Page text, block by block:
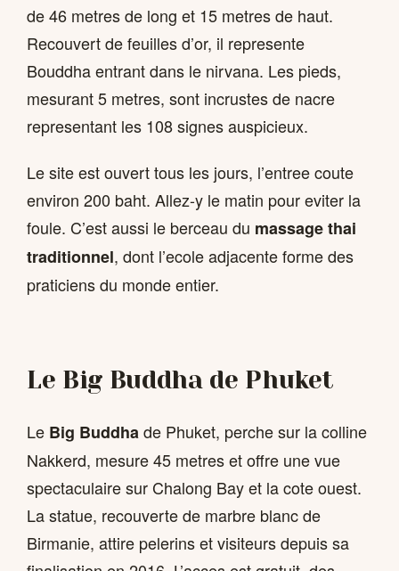
de 46 metres de long et 15 metres de haut.
Recouvert de feuilles d’or, il represente
Bouddha entrant dans le nirvana. Les pieds,
mesurant 5 metres, sont incrustes de nacre
representant les 108 signes auspicieux.
Le site est ouvert tous les jours, l’entree coute
environ 200 baht. Allez-y le matin pour eviter la
foule. C’est aussi le berceau du massage thai
traditionnel, dont l’ecole adjacente forme des
praticiens du monde entier.
Le Big Buddha de Phuket
Le Big Buddhade Phuket, perche sur la colline
Nakkerd, mesure 45 metres et offre une vue
spectaculaire sur Chalong Bay et la cote ouest.
La statue, recouverte de marbre blanc de
Birmanie, attire pelerins et visiteurs depuis sa